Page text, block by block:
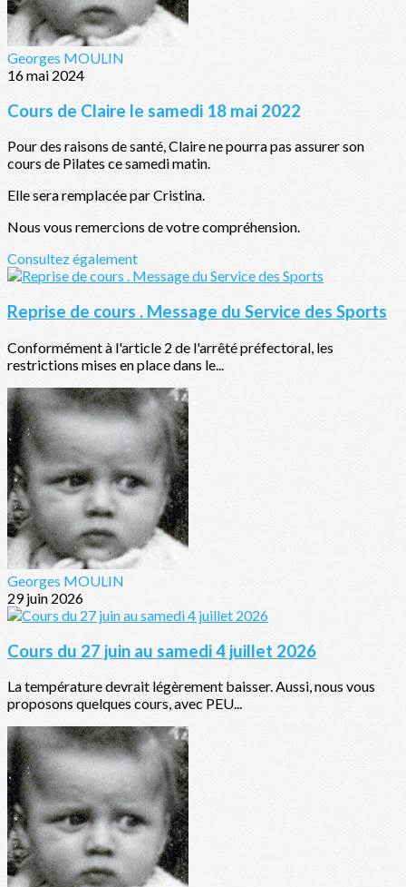
Georges MOULIN
16 mai 2024
Cours de Claire le samedi 18 mai 2022
Pour des raisons de santé, Claire ne pourra pas assurer son
cours de Pilates ce samedi matin.
Elle sera remplacée par Cristina.
Nous vous remercions de votre compréhension.
Consultez également
Reprise de cours . Message du Service des Sports
Conformément à l'article 2 de l'arrêté préfectoral, les
restrictions mises en place dans le...
Georges MOULIN
29 juin 2026
Cours du 27 juin au samedi 4 juillet 2026
La température devrait légèrement baisser. Aussi, nous vous
proposons quelques cours, avec PEU...